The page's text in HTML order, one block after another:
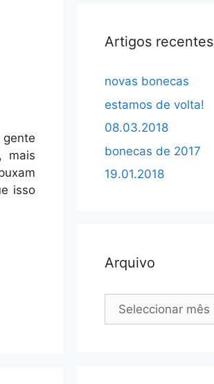
mais
isso
Artigos recentes
novas bonecas
estamos de volta!
08.03.2018
bonecas de 2017
19.01.2018
Arquivo
Arquivo